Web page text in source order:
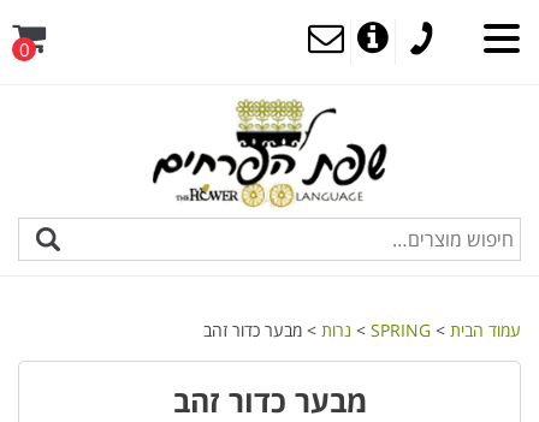
0
עמוד הבית >
SPRING
> נרות > מבער כדור זהב
מבער כדור זהב